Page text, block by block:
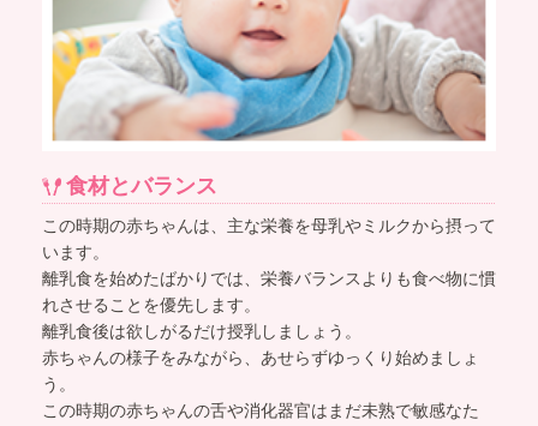
食材とバランス
この時期の赤ちゃんは、主な栄養を母乳やミルクから摂って
います。
離乳食を始めたばかりでは、栄養バランスよりも食べ物に慣
れさせることを優先します。
離乳食後は欲しがるだけ授乳しましょう。
赤ちゃんの様子をみながら、あせらずゆっくり始めましょ
う。
この時期の赤ちゃんの舌や消化器官はまだ未熟で敏感なた